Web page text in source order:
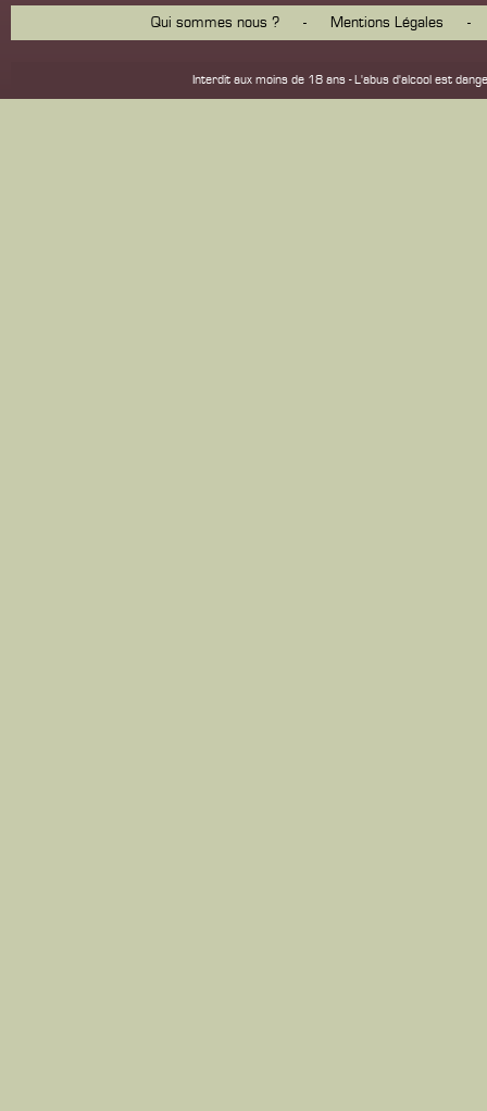
Qui sommes nous ? - Mentions Légales -
Interdit aux moins de 18 ans - L'abus d'alcool est